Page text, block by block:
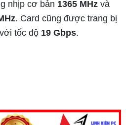
nhịp cơ bản 1365 MHz và
. Card cũng được trang bị
với tốc độ 19 Gbps.